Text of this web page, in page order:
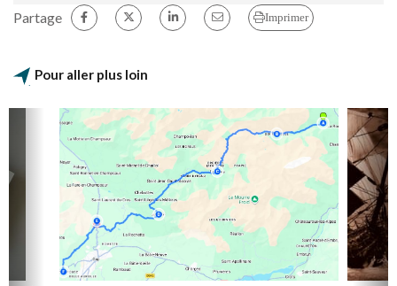
Partage Imprimer
Pour aller plus loin